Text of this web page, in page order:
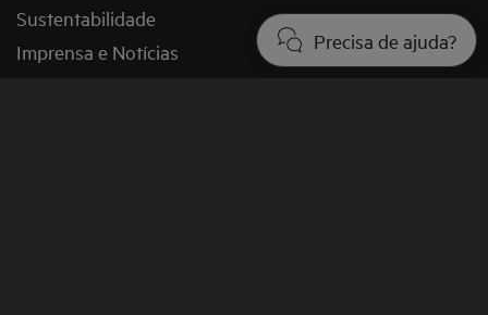
Precisa de ajuda?
Sustentabilidade
Imprensa e Notícias